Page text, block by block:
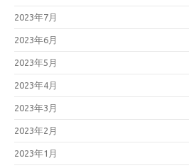
2023年7月
2023年6月
2023年5月
2023年4月
2023年3月
2023年2月
2023年1月